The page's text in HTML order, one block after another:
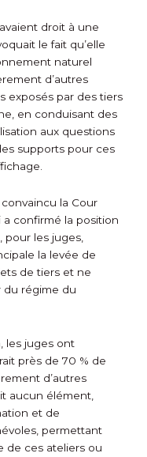
droit à une
le fait qu’elle
naturel
d’autres
exposés par des tiers
en conduisant des
aux questions
supports pour ces
la Cour
a confirmé la position
pour les juges,
la levée de
de tiers et ne
du régime du
les juges ont
près de 70 % de
d’autres
aucun élément,
et de
permettant
de ces ateliers ou